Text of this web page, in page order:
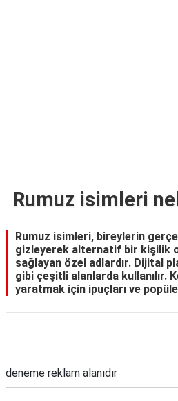
Rumuz isimleri
Rumuz isimleri, bireylerin
gizleyerek alternatif bir kişilik
sağlayan özel adlardır. Dijital
gibi çeşitli alanlarda kullanılır.
yaratmak için ipuçları ve
deneme reklam alanıdır